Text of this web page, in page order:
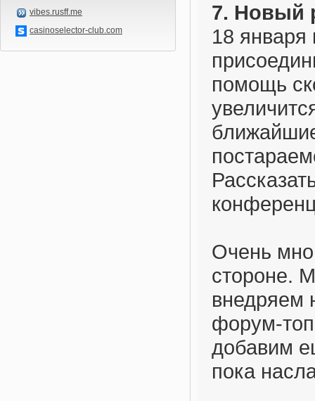
vibes.rusff.me
casinoselector-club.com
7. Новый
18 января
помощь
Очень
стороне.
внедряем
форум-
добавим
пока